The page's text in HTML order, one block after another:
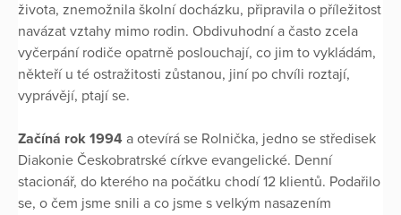
života, znemožnila školní docházku, připravila o příležitost
navázat vztahy mimo rodin. Obdivuhodní a často zcela
vyčerpání rodiče opatrně poslouchají, co jim to vykládám,
někteří u té ostražitosti zůstanou, jiní po chvíli roztají,
vyprávějí, ptají se.
Začíná rok 1994 a otevírá se Rolnička, jedno se středisek
Diakonie Českobratrské církve evangelické. Denní
stacionář, do kterého na počátku chodí 12 klientů. Podařilo
se, o čem jsme snili a co jsme s velkým nasazením